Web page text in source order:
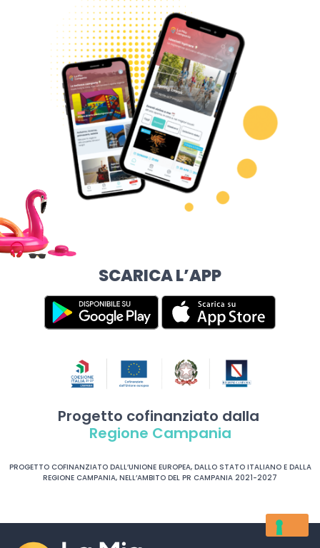
SCARICA L’APP
Progetto cofinanziato dalla
Regione Campania
PROGETTO COFINANZIATO DALL’UNIONE EUROPEA, DALLO STATO ITALIANO E DALLA
REGIONE CAMPANIA, NELL’AMBITO DEL PR CAMPANIA 2021-2027